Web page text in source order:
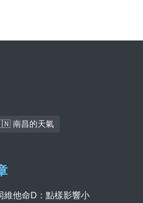
南昌的天氣
維他命D：點樣影響小